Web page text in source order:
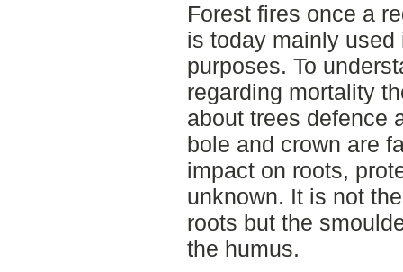
Forest fires once a
is today mainly
purposes. To
regarding mortality
about trees defence
bole and crown are
impact on roots,
unknown. It is not
roots but the
the humus.